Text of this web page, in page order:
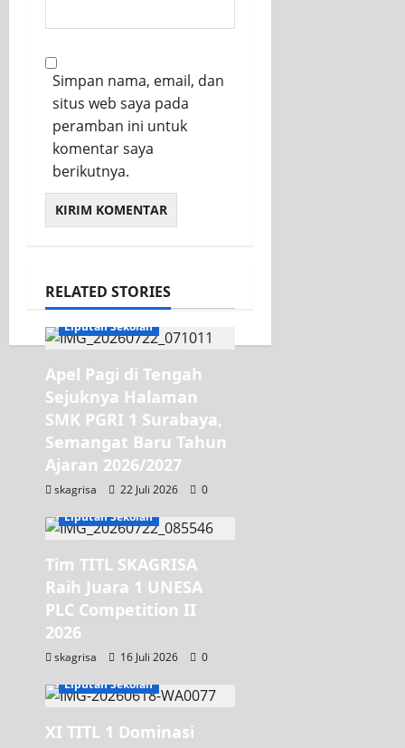
Simpan nama, email, dan
situs web saya pada
peramban ini untuk
komentar saya
berikutnya.
RELATED STORIES
KEGIATAN OSIS
Liputan Sekolah
Apel Pagi di Tengah
Sejuknya Halaman
SMK PGRI 1 Surabaya,
Semangat Baru Tahun
Ajaran 2026/2027
skagrisa 22 Juli 2026 0
Jurusan TITL
Liputan Sekolah
Tim TITL SKAGRISA
Raih Juara 1 UNESA
PLC Competition II
2026
skagrisa 16 Juli 2026 0
KEGIATAN OSIS
Liputan Sekolah
XI TITL 1 Dominasi